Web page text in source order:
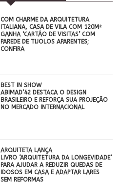
COM CHARME DA ARQUITETURA
ITALIANA, CASA DE VILA COM 120M²
GANHA ‘CARTÃO DE VISITAS’ COM
PAREDE DE TIJOLOS APARENTES;
CONFIRA
BEST IN SHOW
ABIMAD’42 DESTACA O DESIGN
BRASILEIRO E REFORÇA SUA PROJEÇÃO
NO MERCADO INTERNACIONAL
ARQUITETA LANÇA
LIVRO ‘ARQUITETURA DA LONGEVIDADE’
PARA AJUDAR A REDUZIR QUEDAS DE
IDOSOS EM CASA E ADAPTAR LARES
SEM REFORMAS